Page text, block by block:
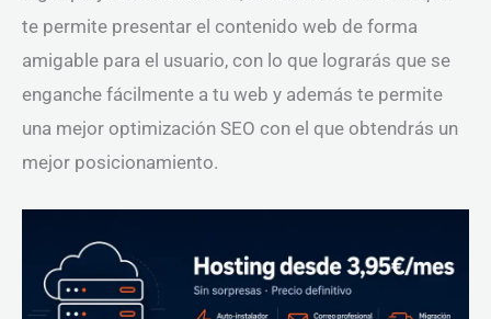
te permite presentar el contenido web de forma
amigable para el usuario, con lo que lograrás que se
enganche fácilmente a tu web y además te permite
una mejor optimización SEO con el que obtendrás un
mejor posicionamiento.